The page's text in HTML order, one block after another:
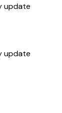
update
update